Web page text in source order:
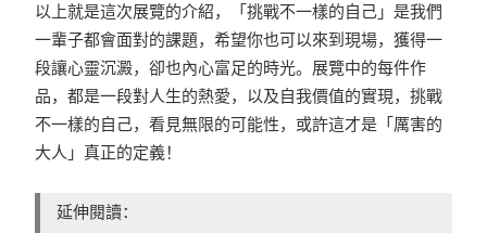
以上就是這次展覽的介紹，「挑戰不一樣的自己」是我們
一輩子都會面對的課題，希望你也可以來到現場，獲得一
段讓心靈沉澱，卻也內心富足的時光。展覽中的每件作
品，都是一段對人生的熱愛，以及自我價值的實現，挑戰
不一樣的自己，看見無限的可能性，或許這才是「厲害的
大人」真正的定義！
延伸閱讀：